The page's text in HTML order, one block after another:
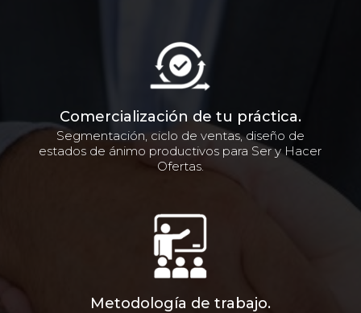
Comercialización de tu práctica.
Segmentación, ciclo de ventas, diseño de
estados de ánimo productivos para Ser y Hacer
Ofertas.
Metodología de trabajo.